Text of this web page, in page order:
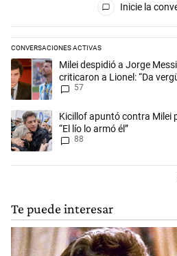
Inicie la
CONVERSACIONES ACTIVAS
Este listado muestra los artículos con
Un artículo de tendencia con el título
Milei despidió a Jorge
criticaron a Lionel: “Da
Messi”
57
Un artículo de tendencia con el título
Kicillof apuntó contra Milei
“El lío lo armó él”
88